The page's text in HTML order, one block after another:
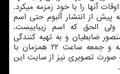
آنها را با خود زمزمه میکرد.
پیش از انتشار آلبوم حتی اسم
ولی الحق که اسم زیباییست.
ضابطیان و به تهیه کنندگی
زهرا قائدی هر هفته پنجشنبه و جمعه ساعت ۲۲ همزمان با
صورت تصویری نیز از سایت این